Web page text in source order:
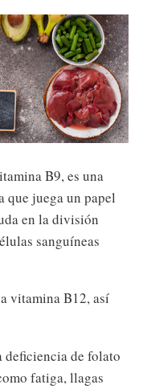
B9, es una
que juega un papel
en la división
sanguíneas
vitamina B12, así
deficiencia de folato
fatiga, llagas